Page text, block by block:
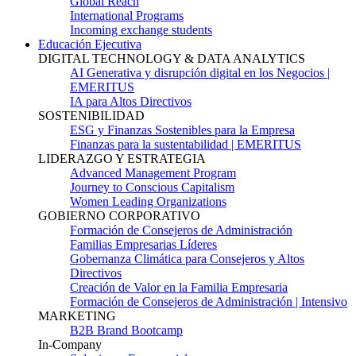
International Programs
Incoming exchange students
Educación Ejecutiva
DIGITAL TECHNOLOGY & DATA ANALYTICS
AI Generativa y disrupción digital en los Negocios |
EMERITUS
IA para Altos Directivos
SOSTENIBILIDAD
ESG y Finanzas Sostenibles para la Empresa
Finanzas para la sustentabilidad | EMERITUS
LIDERAZGO Y ESTRATEGIA
Advanced Management Program
Journey to Conscious Capitalism
Women Leading Organizations
GOBIERNO CORPORATIVO
Formación de Consejeros de Administración
Familias Empresarias Líderes
Gobernanza Climática para Consejeros y Altos
Directivos
Creación de Valor en la Familia Empresaria
Formación de Consejeros de Administración | Intensivo
MARKETING
B2B Brand Bootcamp
In-Company